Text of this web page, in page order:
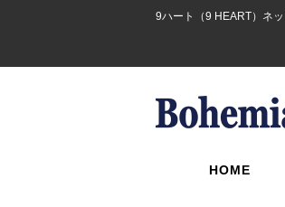
9ハート（9 HEART）ネ
HOME